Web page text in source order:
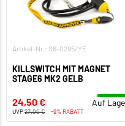
Artikel-Nr.: S6-0295/YE
KILLSWITCH MIT MAGNET
STAGE6 MK2 GELB
24,50 € Auf
UVP27,00 € -9% RABATT